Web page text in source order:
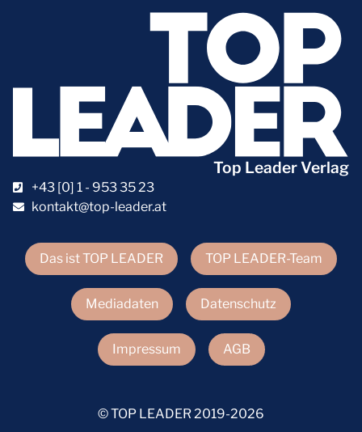
Das ist TOP LEADER TOP LEADER-Team
Mediadaten Datenschutz
Impressum AGB
Top Leader Verlag
+43 [0] 1 - 953 35 23
kontakt@top-leader.at
© TOP LEADER 2019-2026